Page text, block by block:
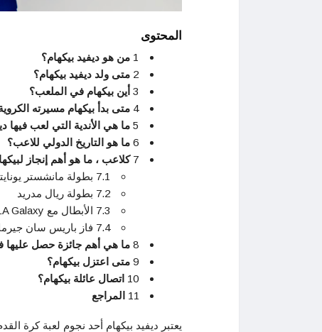
المحتوى
1 من هو ديفيد بيكهام؟
2 متى ولد ديفيد بيكهام؟
3 أين بيكهام في الملعب؟
4 متى بدأ بيكهام مسيرته
5 ما هي الأندية التي لعب فيها
6 ما هو التاريخ الدولي للاعب؟
7 كلاعب ، ما هو أهم إنجاز
7.1 بطولة مانشستر يونايتد
7.2 بطولة ريال مدريد
7.3 الأبطال مع LA Galaxy
7.4 فاز باريس سان جيرمان بالبطولة
8 ما هي أهم جائزة حصل عليها
9 متى اعتزل بيكهام؟
10 اتصال عائلة بيكهام؟
11 المراجع
يعتبر ديفيد بيكهام أحد نجوم لعبة كرة